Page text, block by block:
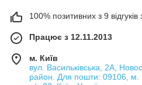
100% позитивних з 9 відгуків
Працює з 12.11.2013
м. Київ
вул. Васильківська, 2А,
район. Для пошти: 09106, м.